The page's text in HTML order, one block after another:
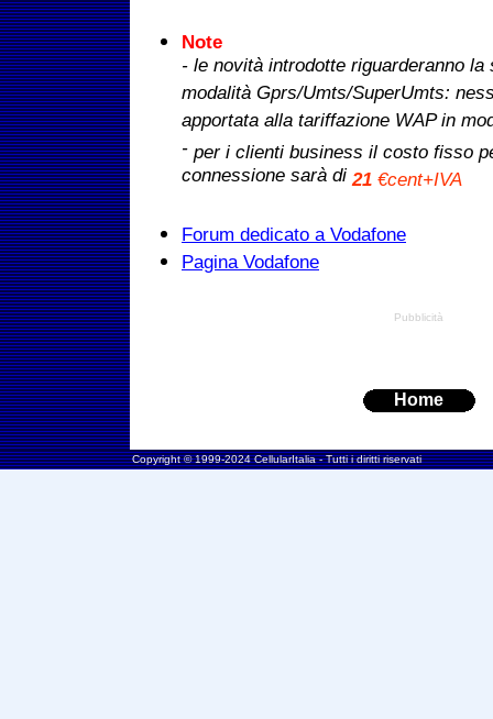
Note
- le novità introdotte riguarderanno la
modalità Gprs/Umts/SuperUmts:
apportata alla tariffazione WAP in
- per i clienti business il costo fisso
connessione sarà di21 €cent+IVA
Forum dedicato a Vodafone
Pagina Vodafone
Pubblicità
Home
Copyright © 1999-2024 CellularItalia - Tutti i diritti riservati